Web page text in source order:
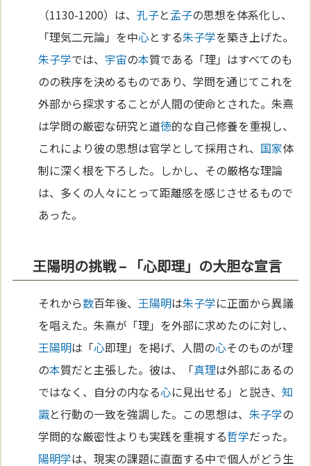
（1130-1200）は、孔子と孟子の思想を体系化し、
「理気二元論」を中心とする朱子学を築き上げた。
朱子学では、 宇宙の本質である「理」はすべてのも
のの秩序を決めるものであり、学問を通じてこれを
外部から探求することが人間の使命とされた。朱熹
は学問の厳密な研究と道徳的な自己修養を重視し、
これにより彼の思想は官学として採用され、 国家体
制に深く根を下ろした。しかし、その厳格な理論
は、多くの人々にとって距離感を感じさせるもので
あった。
王陽明の挑戦 – 「心即理」の大胆な宣言
それから数百年後、 王陽明は朱子学に正面から異議
を唱えた。朱熹が「理」を外部に求めたのに対し、
王陽明は「心即理」を掲げ、人間の心そのものが理
の本質だと主張した。彼は、「真理は外部にあるの
ではなく、自分の内なる心に見出せる」と説き、知
識と行動の一致を強調した。この思想は、朱子学の
学問的な厳密性よりも実践を重視する哲学だった。
陽明学は、現実の課題に直面する中で個人がどう生